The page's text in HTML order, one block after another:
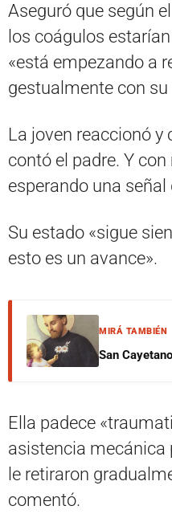
Aseguró que según
los coágulos
«está empezando a
gestualmente con su
La joven reaccionó
contó el padre. Y
esperando una señal
Su estado «sigue
esto es un avance».
MIRÁ TAMBIÉN
San
Ella padece
asistencia mecánica
le retiraron
comentó.